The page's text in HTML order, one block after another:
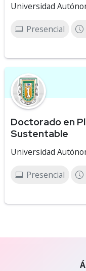
Universidad
Presencial
Doctorado en
Sustentable
Universidad
Presencial